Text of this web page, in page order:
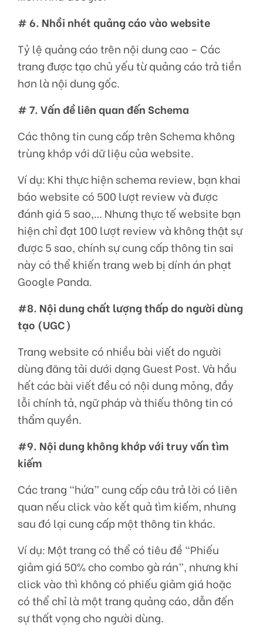
# 6. Nhồi nhét quảng cáo vào website
Tỷ lệ quảng cáo trên nội dung cao – Các
trang được tạo chủ yếu từ quảng cáo trả tiền
hơn là nội dung gốc.
# 7. Vấn đề liên quan đến Schema
Các thông tin cung cấp trên Schema không
trùng khớp với dữ liệu của website.
Ví dụ: Khi thực hiện schema review, bạn khai
báo website có 500 lượt review và được
đánh giá 5 sao,… Nhưng thực tế website bạn
hiện chỉ đạt 100 lượt review và không thật sự
được 5 sao, chính sự cung cấp thông tin sai
này có thể khiến trang web bị dính án phạt
Google Panda.
#8. Nội dung chất lượng thấp do người dùng
tạo (UGC)
Trang website có nhiều bài viết do người
dùng đăng tải dưới dạng Guest Post. Và hầu
hết các bài viết đều có nội dung mỏng, đầy
lỗi chính tả, ngữ pháp và thiếu thông tin có
thẩm quyền.
#9. Nội dung không khớp với truy vấn tìm
kiếm
Các trang “hứa” cung cấp câu trả lời có liên
quan nếu click vào kết quả tìm kiếm, nhưng
sau đó lại cung cấp một thông tin khác.
Ví dụ: Một trang có thể có tiêu đề “Phiếu
giảm giá 50% cho combo gà rán”, nhưng khi
click vào thì không có phiếu giảm giá hoặc
có thể chỉ là một trang quảng cáo, dẫn đến
sự thất vọng cho người dùng.